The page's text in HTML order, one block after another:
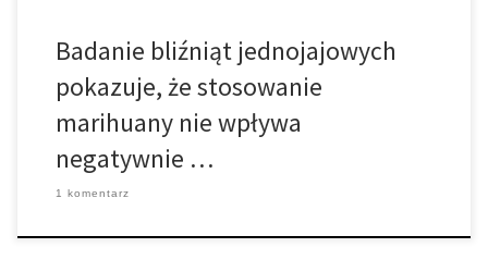
Badanie bliźniąt jednojajowych
pokazuje, że stosowanie
marihuany nie wpływa
negatywnie …
1 komentarz